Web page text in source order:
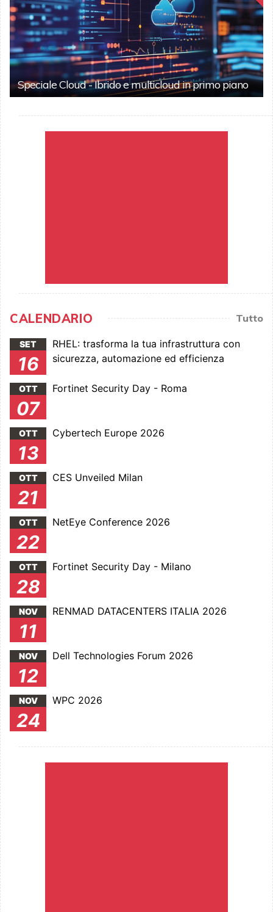
Speciale Cloud - Ibrido e multicloud in primo piano
CALENDARIO Tutto
SET
16
RHEL: trasforma la tua infrastruttura con
sicurezza, automazione ed efficienza
OTT
07
Fortinet Security Day - Roma
OTT
13
Cybertech Europe 2026
OTT
21
CES Unveiled Milan
OTT
22
NetEye Conference 2026
OTT
28
Fortinet Security Day - Milano
NOV
11
RENMAD DATACENTERS ITALIA 2026
NOV
12
Dell Technologies Forum 2026
NOV
24
WPC 2026